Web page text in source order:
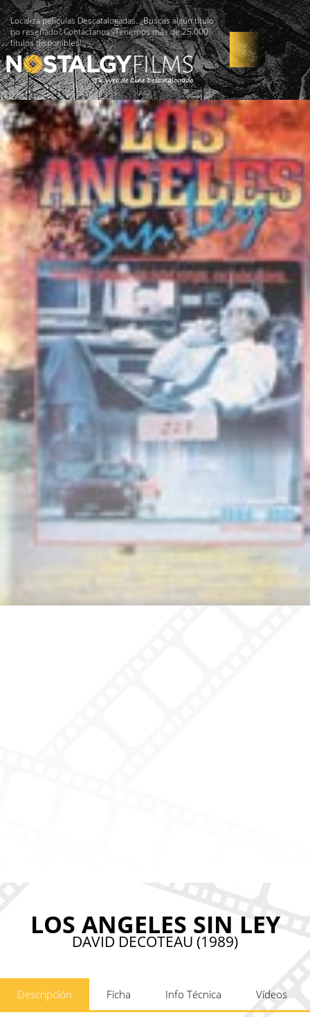
Localiza películas Descatalogadas. ¿Buscas algún título
no reseñado? Contáctanos -Tenemos más de 25.000
títulos disponibles!
LOS ANGELES SIN LEY
DAVID DECOTEAU (1989)
Descripción Ficha Info Técnica Vídeos